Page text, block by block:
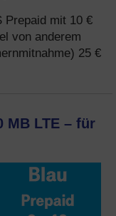
Prepaid mit 10 €
von anderem
25 €
MB LTE – für